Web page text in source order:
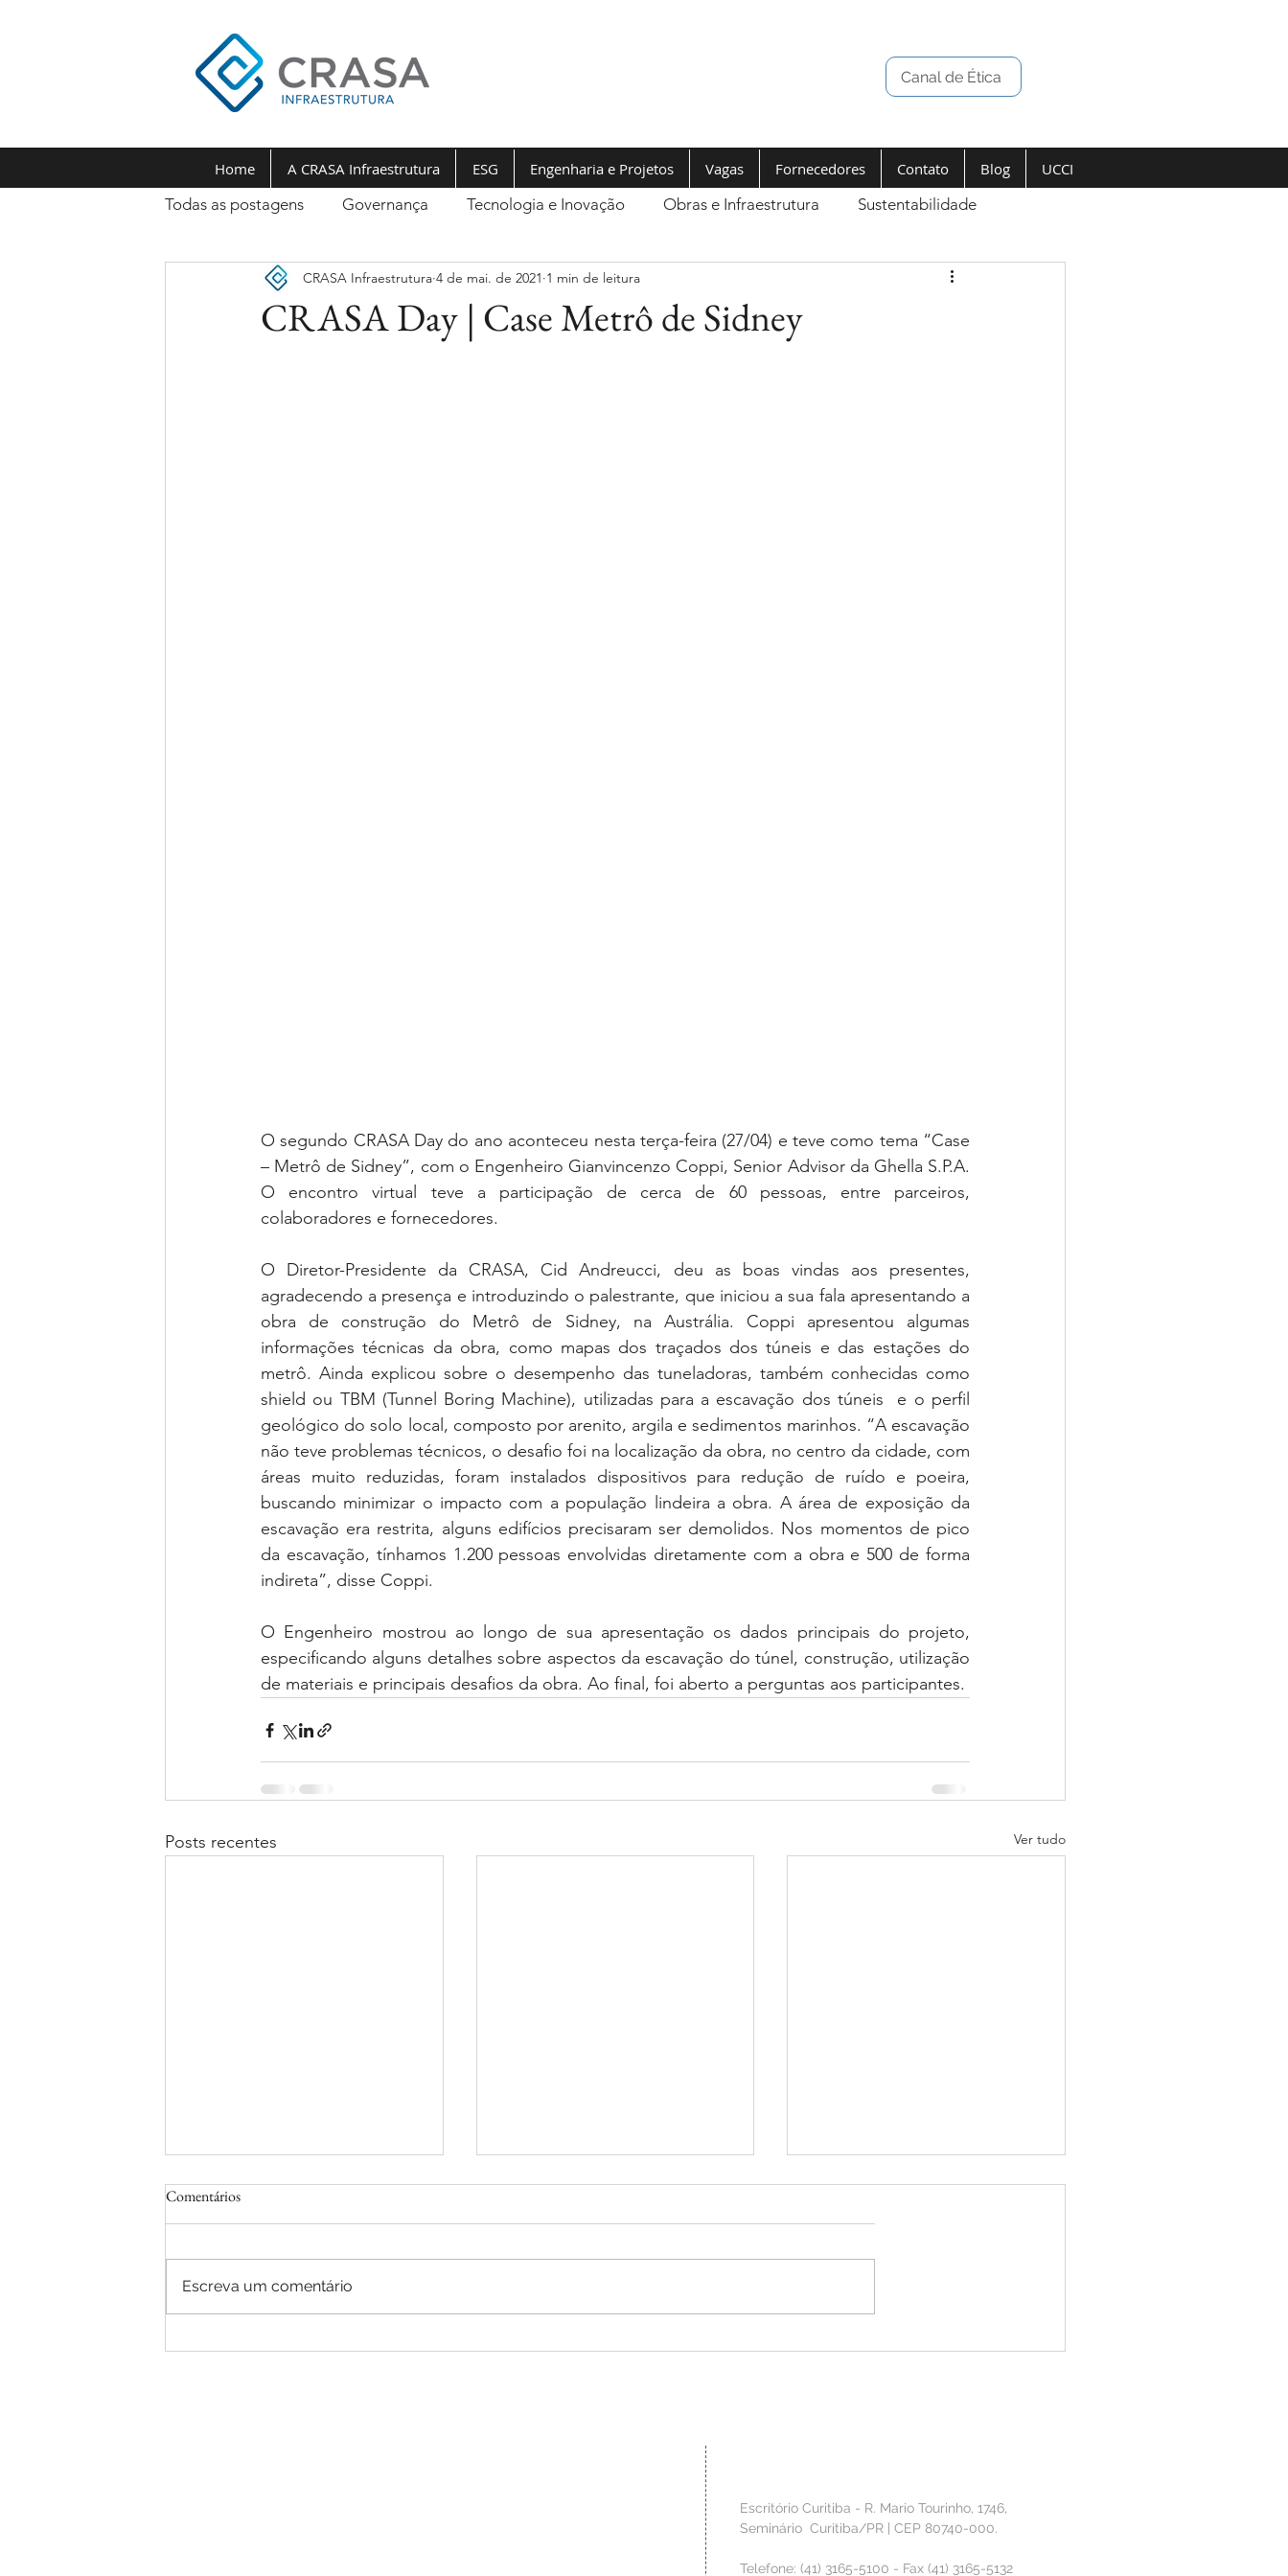
Canal de Ética
Todas as postagens Governança Tecnologia e Inovação Obras e Infraestrutura Sustentabilidade
CRASA Day | Case Metrô de Sidney
CRASA Infraestrutura 4 de mai. de 2021 1 min de leitura
O segundo CRASA Day do ano aconteceu nesta terça-feira (27/04) e teve como tema “Case
– Metrô de Sidney”, com o Engenheiro Gianvincenzo Coppi, Senior Advisor da Ghella S.P.A.
O encontro virtual teve a participação de cerca de 60 pessoas, entre parceiros,
colaboradores e fornecedores.
O Diretor-Presidente da CRASA, Cid Andreucci, deu as boas vindas aos presentes,
agradecendo a presença e introduzindo o palestrante, que iniciou a sua fala apresentando a
obra de construção do Metrô de Sidney, na Austrália. Coppi apresentou algumas
informações técnicas da obra, como mapas dos traçados dos túneis e das estações do
metrô. Ainda explicou sobre o desempenho das tuneladoras, também conhecidas como
shield ou TBM (Tunnel Boring Machine), utilizadas para a escavação dos túneis  e o perfil
geológico do solo local, composto por arenito, argila e sedimentos marinhos. “A escavação
não teve problemas técnicos, o desafio foi na localização da obra, no centro da cidade, com
áreas muito reduzidas, foram instalados dispositivos para redução de ruído e poeira,
buscando minimizar o impacto com a população lindeira a obra. A área de exposição da
escavação era restrita, alguns edifícios precisaram ser demolidos. Nos momentos de pico
da escavação, tínhamos 1.200 pessoas envolvidas diretamente com a obra e 500 de forma
indireta”, disse Coppi.
O Engenheiro mostrou ao longo de sua apresentação os dados principais do projeto,
especificando alguns detalhes sobre aspectos da escavação do túnel, construção, utilização
de materiais e principais desafios da obra. Ao final, foi aberto a perguntas aos participantes.
Posts recentes Ver tudo
Comentários
Escreva um comentário
Home A CRASA Infraestrutura ESG Engenharia e Projetos Vagas Fornecedores Contato Blog UCCI
Escritório Curitiba - R. Mario Tourinho, 1746,
Seminário Curitiba/PR | CEP 80740-000.
Telefone: (41) 3165-5100 - Fax (41) 3165-5132